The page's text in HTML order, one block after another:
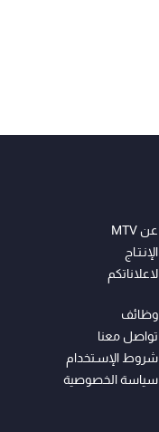
عن MTV
الإنـتـاج
لاعلاناتكم
وظائف
تواصل معنا
شروط الإسـتخدام
سياسة الخصوصية